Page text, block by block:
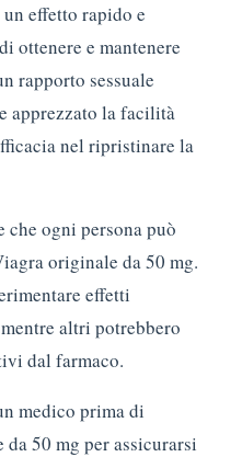
effetto rapido e
ottenere e mantenere
rapporto sessuale
apprezzato la facilità
nel ripristinare la
che ogni persona può
originale da 50 mg.
effetti
altri potrebbero
dal farmaco.
medico prima di
50 mg per assicurarsi